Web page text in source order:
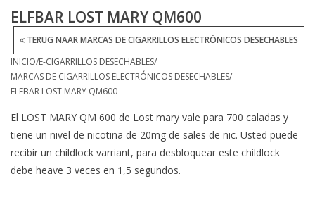
ELFBAR LOST MARY QM600
INICIO/E-CIGARRILLOS DESECHABLES/
MARCAS DE CIGARRILLOS ELECTRÓNICOS DESECHABLES/
ELFBAR LOST MARY QM600
TERUG NAAR MARCAS DE CIGARRILLOS ELECTRÓNICOS DESECHABLES
El LOST MARY QM 600 de Lost mary vale para 700 caladas y
tiene un nivel de nicotina de 20mg de sales de nic. Usted puede
recibir un childlock varriant, para desbloquear este childlock
debe heave 3 veces en 1,5 segundos.